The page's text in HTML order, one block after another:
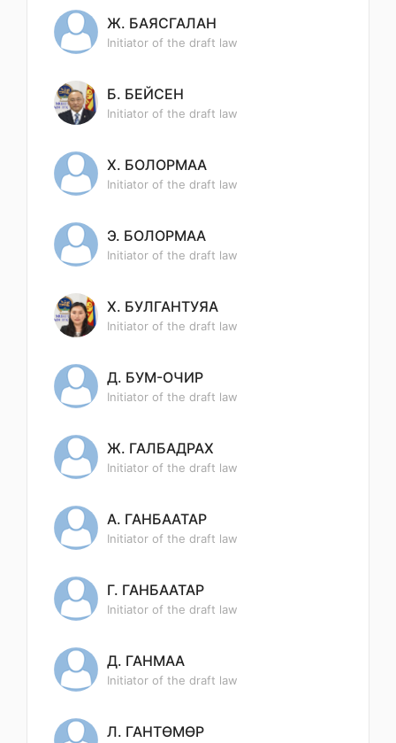
Ж. БАЯСГАЛАН
Initiator of the draft law
Б. БЕЙСЕН
Initiator of the draft law
Х. БОЛОРМАА
Initiator of the draft law
Э. БОЛОРМАА
Initiator of the draft law
Х. БУЛГАНТУЯА
Initiator of the draft law
Д. БУМ-ОЧИР
Initiator of the draft law
Ж. ГАЛБАДРАХ
Initiator of the draft law
А. ГАНБААТАР
Initiator of the draft law
Г. ГАНБААТАР
Initiator of the draft law
Д. ГАНМАА
Initiator of the draft law
Л. ГАНТӨМӨР